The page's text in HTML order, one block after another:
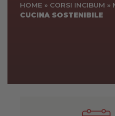
HOME » CORSI INCIBUM »
CUCINA SOSTENIBILE